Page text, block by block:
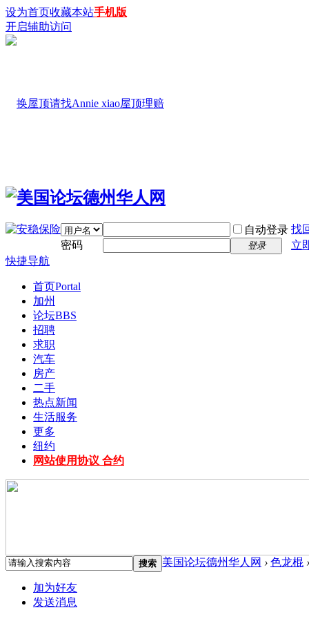
设为首页收藏本站手机版
开启辅助访问
自动登录 找
密码
登录
立
快捷导航
首页Portal
加州
论坛BBS
招聘
求职
汽车
房产
二手
热点新闻
生活服务
更多
纽约
网站使用协议 合约
搜索 美国论坛德州华人网 › 色龙棍 ›
加为好友
发送消息